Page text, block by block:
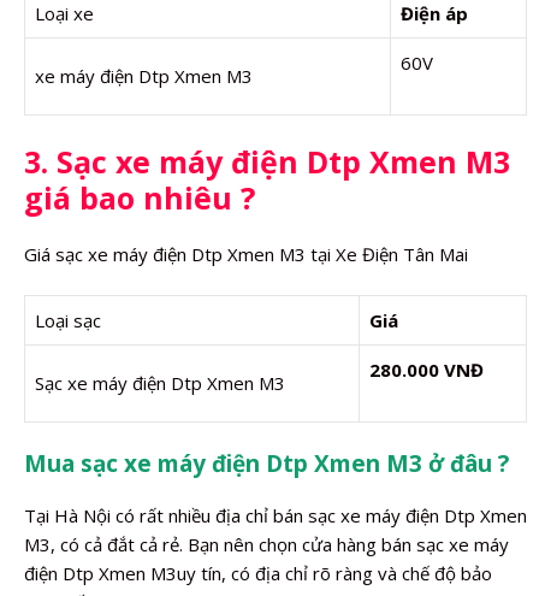
Loại xe Điện áp
xe máy điện Dtp Xmen M3
60V
3. Sạc xe máy điện Dtp Xmen M3
giá bao nhiêu ?
Giá sạc xe máy điện Dtp Xmen M3 tại Xe Điện Tân Mai
Loại sạc Giá
Sạc xe máy điện Dtp Xmen M3
280.000 VNĐ
Mua sạc xe máy điện Dtp Xmen M3 ở đâu ?
Tại Hà Nội có rất nhiều địa chỉ bán sạc xe máy điện Dtp Xmen
M3, có cả đắt cả rẻ. Bạn nên chọn cửa hàng bán sạc xe máy
điện Dtp Xmen M3uy tín, có địa chỉ rõ ràng và chế độ bảo